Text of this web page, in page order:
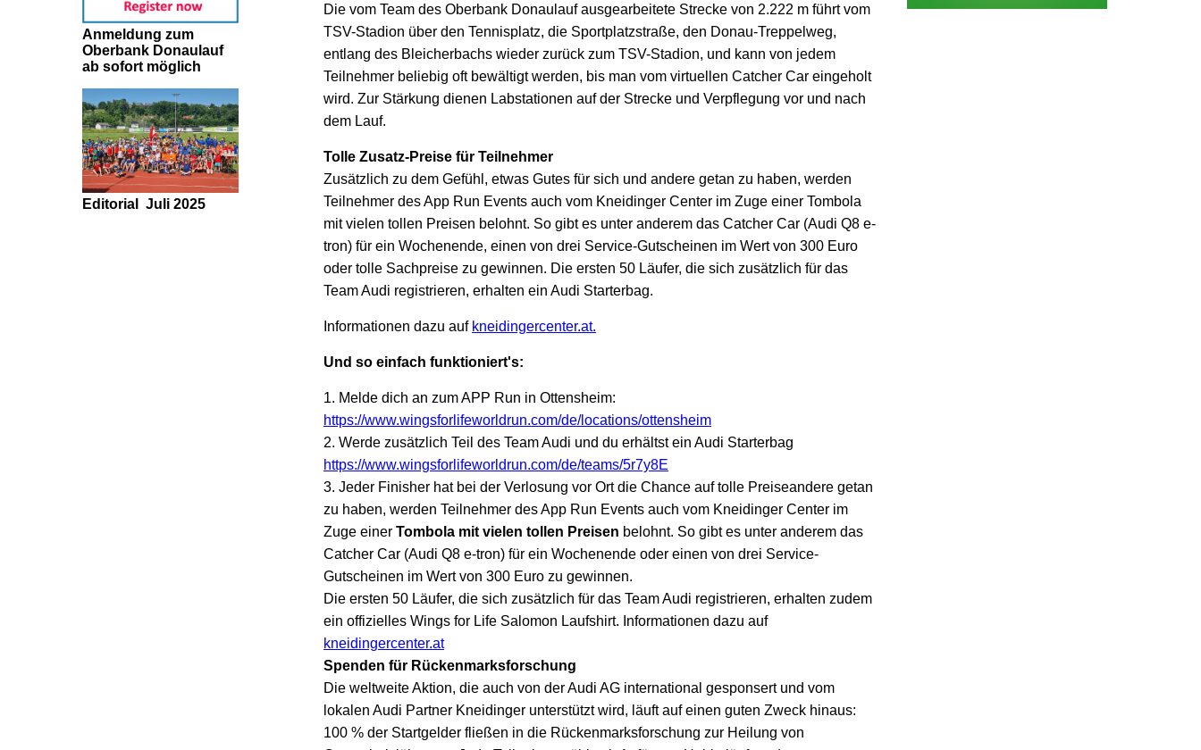
Anmeldung zum
Oberbank Donaulauf
ab sofort möglich
Editorial Juli 2025
Die vom Team des Oberbank Donaulauf ausgearbeitete Strecke von 2.222 m führt vom
TSV-Stadion über den Tennisplatz, die Sportplatzstraße, den Donau-Treppelweg,
entlang des Bleicherbachs wieder zurück zum TSV-Stadion, und kann von jedem
Teilnehmer beliebig oft bewältigt werden, bis man vom virtuellen Catcher Car eingeholt
wird. Zur Stärkung dienen Labstationen auf der Strecke und Verpflegung vor und nach
dem Lauf.
Tolle Zusatz-Preise für Teilnehmer
Zusätzlich zu dem Gefühl, etwas Gutes für sich und andere getan zu haben, werden
Teilnehmer des App Run Events auch vom Kneidinger Center im Zuge einer Tombola
mit vielen tollen Preisen belohnt. So gibt es unter anderem das Catcher Car (Audi Q8 e-
tron) für ein Wochenende, einen von drei Service-Gutscheinen im Wert von 300 Euro
oder tolle Sachpreise zu gewinnen. Die ersten 50 Läufer, die sich zusätzlich für das
Team Audi registrieren, erhalten ein Audi Starterbag.
Informationen dazu auf kneidingercenter.at.
Und so einfach funktioniert's:
1. Melde dich an zum APP Run in Ottensheim:
https://www.wingsforlifeworldrun.com/de/locations/ottensheim
2. Werde zusätzlich Teil des Team Audi und du erhältst ein Audi Starterbag
https://www.wingsforlifeworldrun.com/de/teams/5r7y8E
3. Jeder Finisher hat bei der Verlosung vor Ort die Chance auf tolle Preiseandere getan
zu haben, werden Teilnehmer des App Run Events auch vom Kneidinger Center im
Zuge einer Tombola mit vielen tollen Preisen belohnt. So gibt es unter anderem das
Catcher Car (Audi Q8 e-tron) für ein Wochenende oder einen von drei Service-
Gutscheinen im Wert von 300 Euro zu gewinnen.
Die ersten 50 Läufer, die sich zusätzlich für das Team Audi registrieren, erhalten zudem
ein offizielles Wings for Life Salomon Laufshirt. Informationen dazu auf
kneidingercenter.at
Spenden für Rückenmarksforschung
Die weltweite Aktion, die auch von der Audi AG international gesponsert und vom
lokalen Audi Partner Kneidinger unterstützt wird, läuft auf einen guten Zweck hinaus:
100 % der Startgelder fließen in die Rückenmarksforschung zur Heilung von